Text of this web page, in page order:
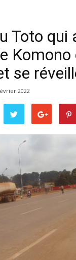
Toto qui
se
2022